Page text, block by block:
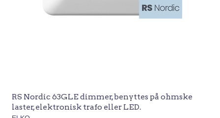
RS Nordic 63GLE dimmer, benyttes på ohmske
laster, elektronisk trafo eller LED.